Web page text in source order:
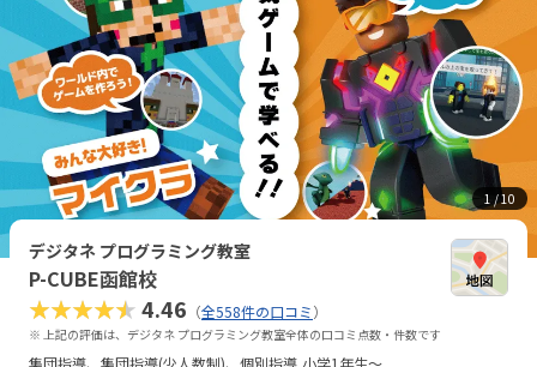
1 / 10
デジタネ プログラミング教室
P-CUBE函館校
★★★★★4.46 （全558件の口コミ）
※ 上記の評価は、デジタネ プログラミング教室全体の口コミ点数・件数です
集団指導 集団指導(少人数制) 個別指導 小学1年生～